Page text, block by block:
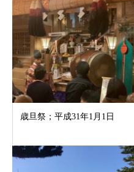
歳旦祭；平成31年1月1日